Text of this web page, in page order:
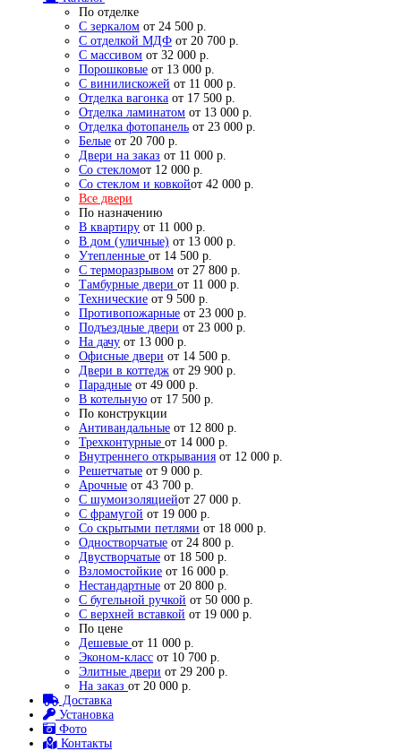
По отделке
С зеркалом от 24 500 р.
С отделкой МДФ от 20 700 р.
С массивом от 32 000 р.
Порошковые от 13 000 р.
С винилискожей от 11 000 р.
Отделка вагонка от 17 500 р.
Отделка ламинатом от 13 000 р.
Отделка фотопанель от 23 000 р.
Белые от 20 700 р.
Двери на заказ от 11 000 р.
Со стекломот 12 000 р.
Со стеклом и ковкойот 42 000 р.
Все двери
По назначению
В квартиру от 11 000 р.
В дом (уличные) от 13 000 р.
Утепленные от 14 500 р.
С терморазрывом от 27 800 р.
Тамбурные двери от 11 000 р.
Технические от 9 500 р.
Противопожарные от 23 000 р.
Подъездные двери от 23 000 р.
На дачу от 13 000 р.
Офисные двери от 14 500 р.
Двери в коттедж от 29 900 р.
Парадные от 49 000 р.
В котельную от 17 500 р.
По конструкции
Антивандальные от 12 800 р.
Трехконтурные от 14 000 р.
Внутреннего открывания от 12 000 р.
Решетчатые от 9 000 р.
Арочные от 43 700 р.
С шумоизоляциейот 27 000 р.
С фрамугой от 19 000 р.
Со скрытыми петлями от 18 000 р.
Одностворчатые от 24 800 р.
Двустворчатые от 18 500 р.
Взломостойкие от 16 000 р.
Нестандартные от 20 800 р.
С бугельной ручкой от 50 000 р.
С верхней вставкой от 19 000 р.
По цене
Дешевые от 11 000 р.
Эконом-класс от 10 700 р.
Элитные двери от 29 200 р.
На заказ от 20 000 р.
Доставка
Установка
Фото
Контакты